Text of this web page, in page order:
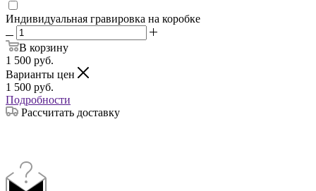
Индивидуальная гравировка на коробке
В корзину
1 500 руб.
Варианты цен
1 500 руб.
Подробности
Рассчитать доставку